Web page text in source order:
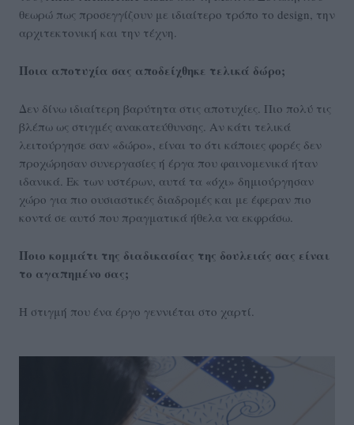
θεωρώ πως προσεγγίζουν με ιδιαίτερο τρόπο το design, την
αρχιτεκτονική και την τέχνη.
Ποια αποτυχία σας αποδείχθηκε τελικά δώρο;
Δεν δίνω ιδιαίτερη βαρύτητα στις αποτυχίες. Πιο πολύ τις
βλέπω ως στιγμές ανακατεύθυνσης. Αν κάτι τελικά
λειτούργησε σαν «δώρο», είναι το ότι κάποιες φορές δεν
προχώρησαν συνεργασίες ή έργα που φαινομενικά ήταν
ιδανικά. Εκ των υστέρων, αυτά τα «όχι» δημιούργησαν
χώρο για πιο ουσιαστικές διαδρομές και με έφεραν πιο
κοντά σε αυτό που πραγματικά ήθελα να εκφράσω.
Ποιο κομμάτι της διαδικασίας της δουλειάς σας είναι
το αγαπημένο σας;
Η στιγμή που ένα έργο γεννιέται στο χαρτί.